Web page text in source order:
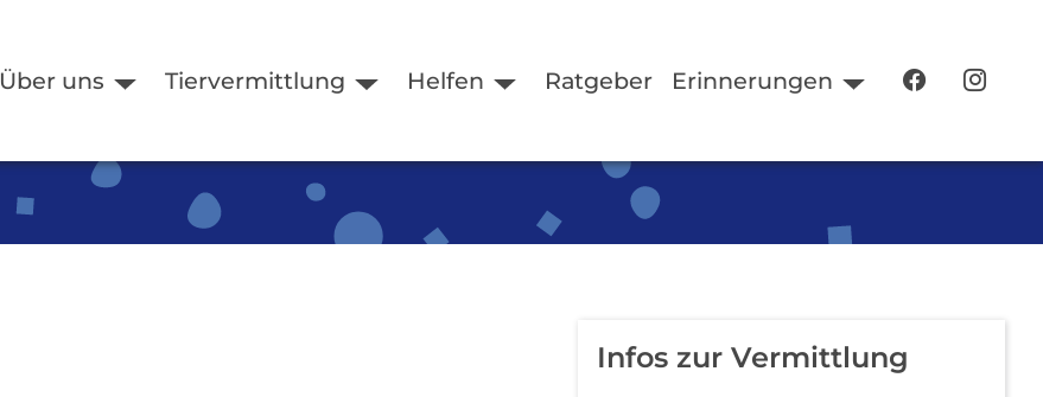
Über uns Tiervermittlung Helfen Ratgeber Erinnerungen
Infos zur Vermittlung